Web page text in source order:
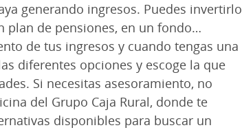
generando ingresos. Puedes invertirlo
plan de pensiones, en un fondo…
de tus ingresos y cuando tengas una
diferentes opciones y escoge la que
Si necesitas asesoramiento, no
del Grupo Caja Rural, donde te
disponibles para buscar un